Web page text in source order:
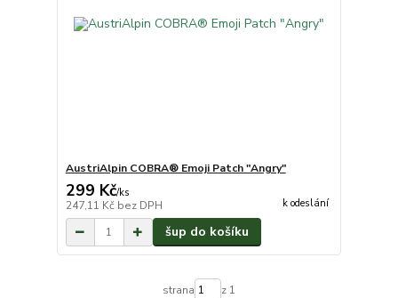
AustriAlpin COBRA® Emoji Patch "Angry"
299 Kč/ks
247,11 Kč bez DPH k odeslání
šup do košíku
strana z 1